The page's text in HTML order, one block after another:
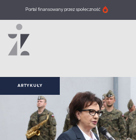
Portal finansowany przez społeczność
ARTYKUŁY